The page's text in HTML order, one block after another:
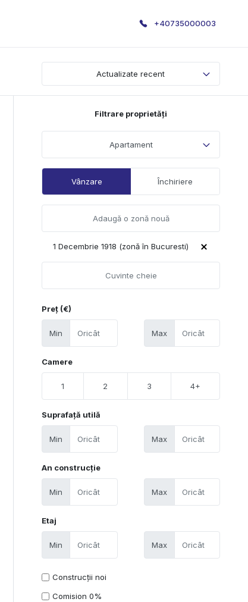
+40735000003
Actualizate recent
Filtrare proprietăți
Apartament
Vânzare Închiriere
1 Decembrie 1918 (zonă în Bucuresti)
Preț (€)
Min Max
Camere
1 2 3 4+
Suprafață utilă
Min Max
An construcție
Min Max
Etaj
Min Max
Construcții noi
Comision 0%